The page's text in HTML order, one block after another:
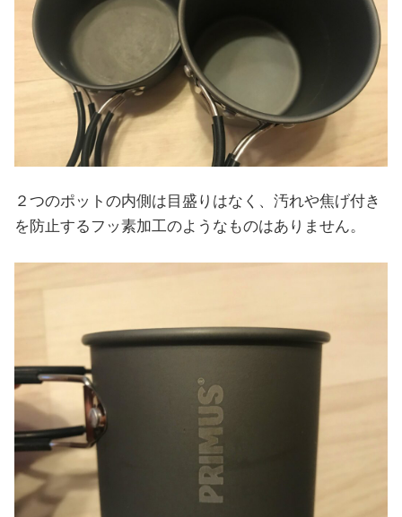
２つのポットの内側は目盛りはなく、汚れや焦げ付き
を防止するフッ素加工のようなものはありません。